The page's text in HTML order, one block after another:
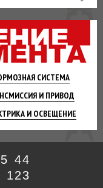
СИСТЕМА
И ПРИВОД
И ОСВЕЩЕНИЕ
44
123